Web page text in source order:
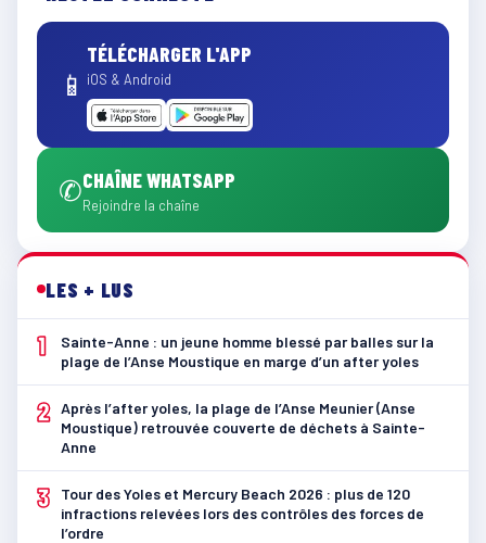
📱
TÉLÉCHARGER L'APP
iOS & Android
✆CHAÎNE WHATSAPP
Rejoindre la chaîne
LES + LUS
1
Sainte-Anne : un jeune homme blessé par balles sur la
plage de l’Anse Moustique en marge d’un after yoles
2 Après l’after yoles, la plage de l’Anse Meunier (Anse
Moustique) retrouvée couverte de déchets à Sainte-
Anne
3
Tour des Yoles et Mercury Beach 2026 : plus de 120
infractions relevées lors des contrôles des forces de
l’ordre